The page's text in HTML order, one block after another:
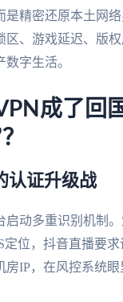
是精密还原本土网
、游戏延迟、版权
字生活。
成了回
认证升级战
启动多重识别机制
定位，抖音直播要求
房IP，在风控系统眼